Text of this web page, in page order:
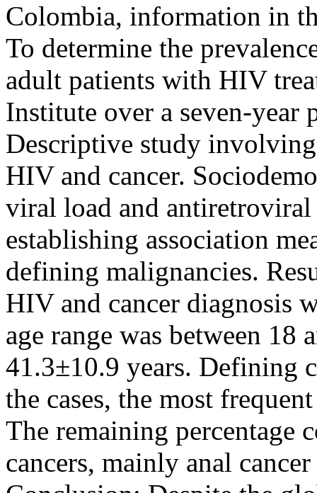
Colombia, information in
To determine the
adult patients with HIV
Institute over a seven-year
Descriptive study
HIV and cancer.
viral load and
establishing association
defining malignancies.
HIV and cancer diagnosis
age range was between 18
41.3±10.9 years. Defining
the cases, the most
The remaining percentage
cancers, mainly anal